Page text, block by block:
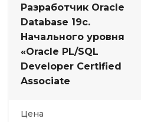
Разработчик Oracle
Database 19с.
Начального уровня
«Oracle PL/SQL
Developer Certified
Associate
Цена